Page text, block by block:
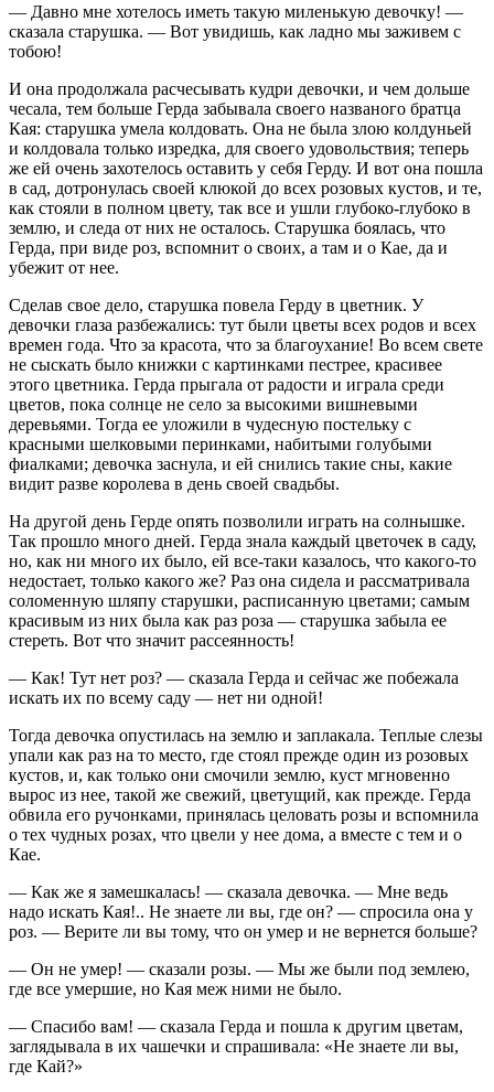
— Давно мне хотелось иметь такую миленькую девочку! —
сказала старушка. — Вот увидишь, как ладно мы заживем с
тобою!
И она продолжала расчесывать кудри девочки, и чем дольше
чесала, тем больше Герда забывала своего названого братца
Кая: старушка умела колдовать. Она не была злою колдуньей
и колдовала только изредка, для своего удовольствия; теперь
же ей очень захотелось оставить у себя Герду. И вот она пошла
в сад, дотронулась своей клюкой до всех розовых кустов, и те,
как стояли в полном цвету, так все и ушли глубоко-глубоко в
землю, и следа от них не осталось. Старушка боялась, что
Герда, при виде роз, вспомнит о своих, а там и о Кае, да и
убежит от нее.
Сделав свое дело, старушка повела Герду в цветник. У
девочки глаза разбежались: тут были цветы всех родов и всех
времен года. Что за красота, что за благоухание! Во всем свете
не сыскать было книжки с картинками пестрее, красивее
этого цветника. Герда прыгала от радости и играла среди
цветов, пока солнце не село за высокими вишневыми
деревьями. Тогда ее уложили в чудесную постельку с
красными шелковыми перинками, набитыми голубыми
фиалками; девочка заснула, и ей снились такие сны, какие
видит разве королева в день своей свадьбы.
На другой день Герде опять позволили играть на солнышке.
Так прошло много дней. Герда знала каждый цветочек в саду,
но, как ни много их было, ей все-таки казалось, что какого-то
недостает, только какого же? Раз она сидела и рассматривала
соломенную шляпу старушки, расписанную цветами; самым
красивым из них была как раз роза — старушка забыла ее
стереть. Вот что значит рассеянность!
— Как! Тут нет роз? — сказала Герда и сейчас же побежала
искать их по всему саду — нет ни одной!
Тогда девочка опустилась на землю и заплакала. Теплые слезы
упали как раз на то место, где стоял прежде один из розовых
кустов, и, как только они смочили землю, куст мгновенно
вырос из нее, такой же свежий, цветущий, как прежде. Герда
обвила его ручонками, принялась целовать розы и вспомнила
о тех чудных розах, что цвели у нее дома, а вместе с тем и о
Кае.
— Как же я замешкалась! — сказала девочка. — Мне ведь
надо искать Кая!.. Не знаете ли вы, где он? — спросила она у
роз. — Верите ли вы тому, что он умер и не вернется больше?
— Он не умер! — сказали розы. — Мы же были под землею,
где все умершие, но Кая меж ними не было.
— Спасибо вам! — сказала Герда и пошла к другим цветам,
заглядывала в их чашечки и спрашивала: «Не знаете ли вы,
где Кай?»